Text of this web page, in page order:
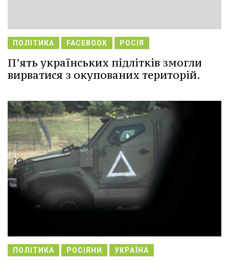
ПОЛІТИКА FACEBOOK РОСІЯ
П’ять українських підлітків змогли
вирватися з окупованих територій.
ПОЛІТИКА РОСІЯНИ УКРАЇНА